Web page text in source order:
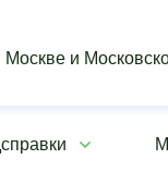
Москве и